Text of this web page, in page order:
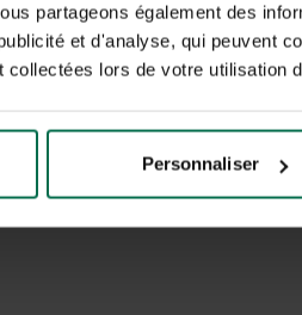
partageons également des
et d'analyse, qui peuvent
lors de votre utilisation
Personnaliser
recueillies à partir de ce
la gestion de vos données et vos droits.